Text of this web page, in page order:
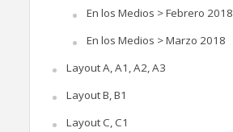
En los Medios > Febrero 2018
En los Medios > Marzo 2018
Layout A, A1, A2, A3
Layout B, B1
Layout C, C1